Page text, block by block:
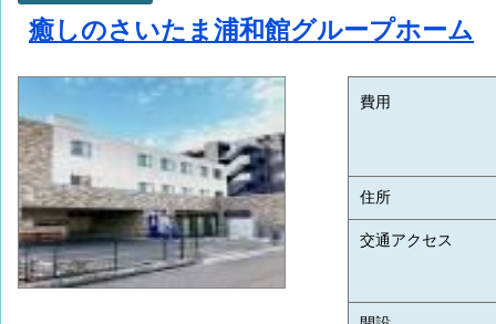
癒しのさいたま浦和館グループホーム
費用
住所
交通アクセス